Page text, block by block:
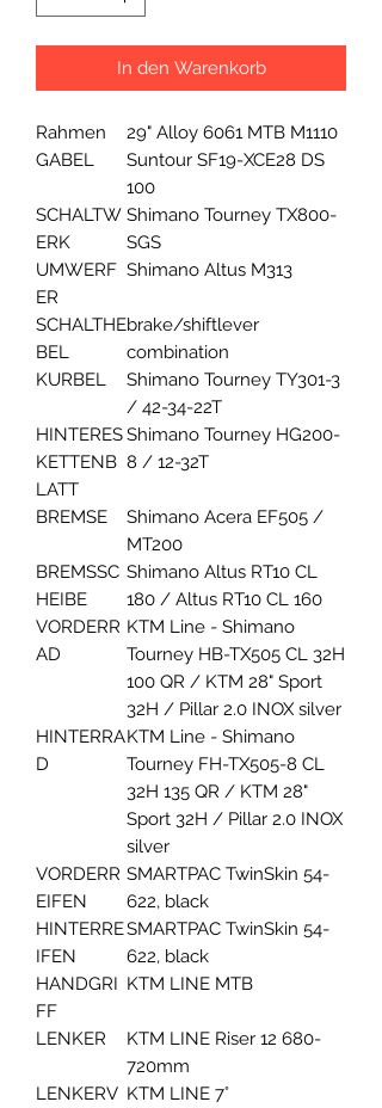
In den Warenkorb
Rahmen
29" Alloy 6061 MTB M1110
GABEL
Suntour SF19-XCE28 DS
100
SCHALTW
ERK
Shimano Tourney TX800-
SGS
UMWERF
ER
Shimano Altus M313
SCHALTHE
BEL
brake/shiftlever
combination
KURBEL
Shimano Tourney TY301-3
/ 42-34-22T
HINTERES
KETTENB
LATT
Shimano Tourney HG200-
8 / 12-32T
BREMSE
Shimano Acera EF505 /
MT200
BREMSSC
HEIBE
Shimano Altus RT10 CL
180 / Altus RT10 CL 160
VORDERR
AD
KTM Line - Shimano
Tourney HB-TX505 CL 32H
100 QR / KTM 28" Sport
32H / Pillar 2.0 INOX silver
HINTERRA
D
KTM Line - Shimano
Tourney FH-TX505-8 CL
32H 135 QR / KTM 28"
Sport 32H / Pillar 2.0 INOX
silver
VORDERR
EIFEN
SMARTPAC TwinSkin 54-
622, black
HINTERRE
IFEN
SMARTPAC TwinSkin 54-
622, black
HANDGRI
FF
KTM LINE MTB
LENKER
KTM LINE Riser 12 680-
720mm
LENKERV KTM LINE 7°